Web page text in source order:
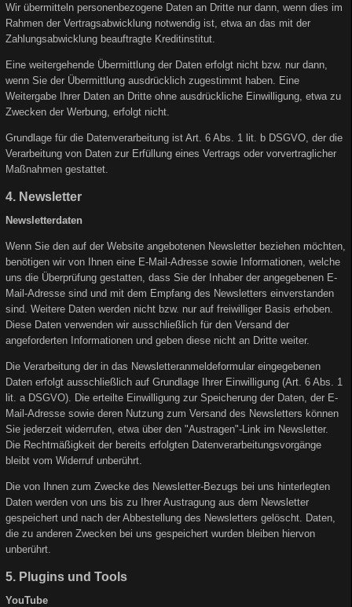
Wir übermitteln personenbezogene Daten an Dritte nur dann, wenn dies im
Rahmen der Vertragsabwicklung notwendig ist, etwa an das mit der
Zahlungsabwicklung beauftragte Kreditinstitut.
Eine weitergehende Übermittlung der Daten erfolgt nicht bzw. nur dann,
wenn Sie der Übermittlung ausdrücklich zugestimmt haben. Eine
Weitergabe Ihrer Daten an Dritte ohne ausdrückliche Einwilligung, etwa zu
Zwecken der Werbung, erfolgt nicht.
Grundlage für die Datenverarbeitung ist Art. 6 Abs. 1 lit. b DSGVO, der die
Verarbeitung von Daten zur Erfüllung eines Vertrags oder vorvertraglicher
Maßnahmen gestattet.
4. Newsletter
Newsletterdaten
Wenn Sie den auf der Website angebotenen Newsletter beziehen möchten,
benötigen wir von Ihnen eine E-Mail-Adresse sowie Informationen, welche
uns die Überprüfung gestatten, dass Sie der Inhaber der angegebenen E-
Mail-Adresse sind und mit dem Empfang des Newsletters einverstanden
sind. Weitere Daten werden nicht bzw. nur auf freiwilliger Basis erhoben.
Diese Daten verwenden wir ausschließlich für den Versand der
angeforderten Informationen und geben diese nicht an Dritte weiter.
Die Verarbeitung der in das Newsletteranmeldeformular eingegebenen
Daten erfolgt ausschließlich auf Grundlage Ihrer Einwilligung (Art. 6 Abs. 1
lit. a DSGVO). Die erteilte Einwilligung zur Speicherung der Daten, der E-
Mail-Adresse sowie deren Nutzung zum Versand des Newsletters können
Sie jederzeit widerrufen, etwa über den "Austragen"-Link im Newsletter.
Die Rechtmäßigkeit der bereits erfolgten Datenverarbeitungsvorgänge
bleibt vom Widerruf unberührt.
Die von Ihnen zum Zwecke des Newsletter-Bezugs bei uns hinterlegten
Daten werden von uns bis zu Ihrer Austragung aus dem Newsletter
gespeichert und nach der Abbestellung des Newsletters gelöscht. Daten,
die zu anderen Zwecken bei uns gespeichert wurden bleiben hiervon
unberührt.
5. Plugins und Tools
YouTube